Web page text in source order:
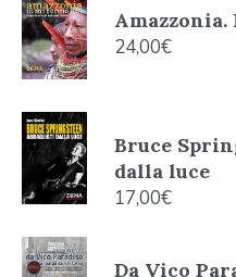
24,00€
Bruce
dalla luce
17,00€
Da Vico